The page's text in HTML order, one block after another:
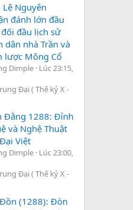
Lệ Nguyên
đánh lớn đầu
đầu lịch sử
dân nhà Trần và
lược Mông Cổ
Dimple Lúc 23:15,
Đại ( Thế kỷ X -
Đằng 1288: Đỉnh
và Nghệ Thuật
Việt
Dimple Lúc 23:00,
Đại ( Thế kỷ X -
(1288): Đòn